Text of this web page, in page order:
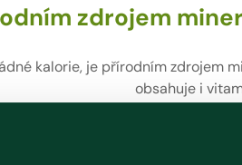
zdrojem
kalorie, je přírodním zdrojem
obsahuje i